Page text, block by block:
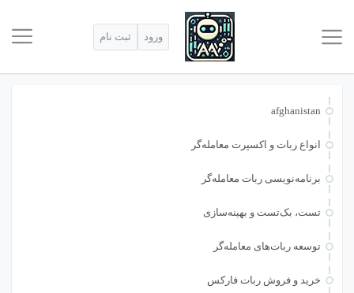
ورود ثبت نام
afghanistan
انواع ربات و اکسپرت معامله‌گر
برنامه‌نویسی ربات معامله‌گر
تست، بک‌تست و بهینه‌سازی
توسعه ربات‌های معامله‌گر
خرید و فروش ربات فارکس